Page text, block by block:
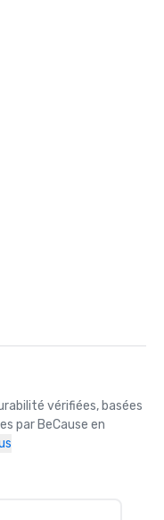
vérifiées, basées
par BeCause en